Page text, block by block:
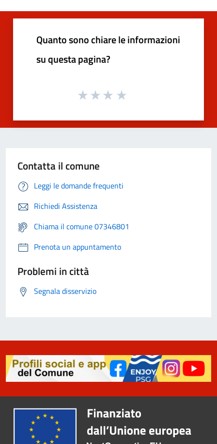
Quanto sono chiare le informazioni
su questa pagina?
Contatta il comune
Leggi le domande frequenti
Richiedi Assistenza
Chiama il comune 07346801
Prenota un appuntamento
Problemi in città
Segnala disservizio